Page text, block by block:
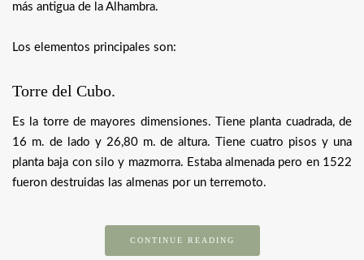
más antigua de la Alhambra.
Los elementos principales son:
Torre del Cubo.
Es la torre de mayores dimensiones. Tiene planta cuadrada, de
16 m. de lado y 26,80 m. de altura. Tiene cuatro pisos y una
planta baja con silo y mazmorra. Estaba almenada pero en 1522
fueron destruidas las almenas por un terremoto.
CONTINUE READING